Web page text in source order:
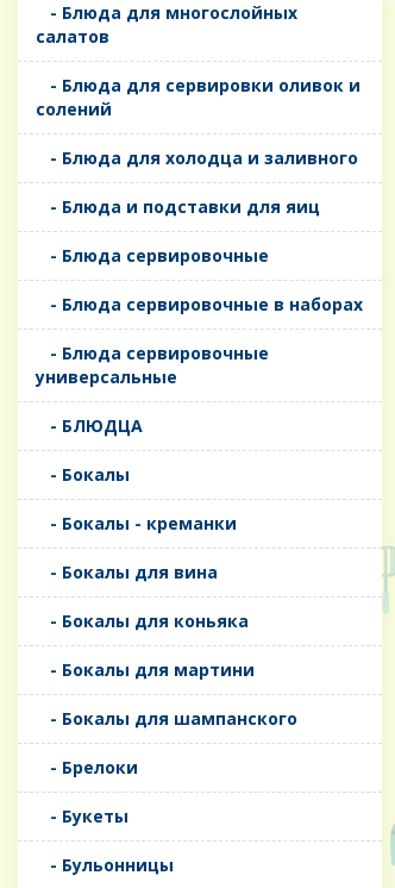
- Блюда для многослойных
салатов
- Блюда для сервировки оливок и
солений
- Блюда для холодца и заливного
- Блюда и подставки для яиц
- Блюда сервировочные
- Блюда сервировочные в наборах
- Блюда сервировочные
универсальные
- БЛЮДЦА
- Бокалы
- Бокалы - креманки
- Бокалы для вина
- Бокалы для коньяка
- Бокалы для мартини
- Бокалы для шампанского
- Брелоки
- Букеты
- Бульонницы